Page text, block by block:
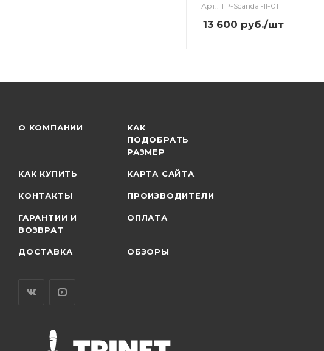
Арт.: TP-Scandal-ll-01
13 600 руб./шт
О КОМПАНИИ
КАК
ПОДОБРАТЬ
РАЗМЕР
КАК КУПИТЬ КАРТА САЙТА
КОНТАКТЫ ПРОИЗВОДИТЕЛИ
ГАРАНТИИ И
ВОЗВРАТ
ОПЛАТА
ДОСТАВКА ОБЗОРЫ